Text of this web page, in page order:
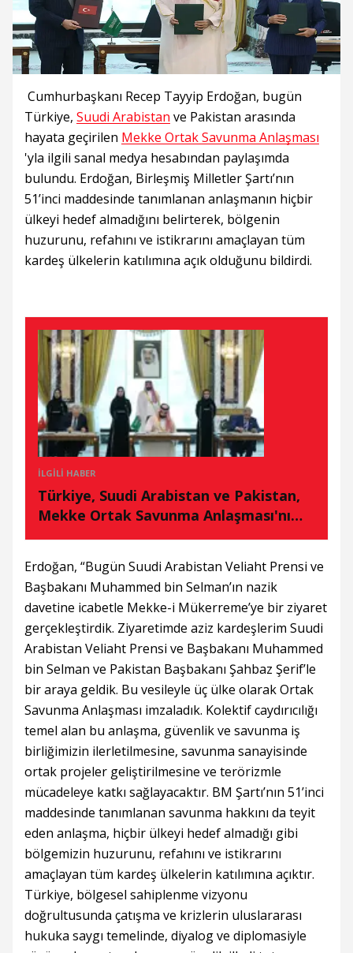
Cumhurbaşkanı Recep Tayyip Erdoğan, bugün
Türkiye, Suudi Arabistan ve Pakistan arasında
hayata geçirilen Mekke Ortak Savunma Anlaşması
'yla ilgili sanal medya hesabından paylaşımda
bulundu. Erdoğan, Birleşmiş Milletler Şartı’nın
51’inci maddesinde tanımlanan anlaşmanın hiçbir
ülkeyi hedef almadığını belirterek, bölgenin
huzurunu, refahını ve istikrarını amaçlayan tüm
kardeş ülkelerin katılımına açık olduğunu bildirdi.
İLGILI HABER
Türkiye, Suudi Arabistan ve Pakistan,
Mekke Ortak Savunma Anlaşması'nı
imzaladı
Erdoğan, “Bugün Suudi Arabistan Veliaht Prensi ve
Başbakanı Muhammed bin Selman’ın nazik
davetine icabetle Mekke-i Mükerreme’ye bir ziyaret
gerçekleştirdik. Ziyaretimde aziz kardeşlerim Suudi
Arabistan Veliaht Prensi ve Başbakanı Muhammed
bin Selman ve Pakistan Başbakanı Şahbaz Şerif’le
bir araya geldik. Bu vesileyle üç ülke olarak Ortak
Savunma Anlaşması imzaladık. Kolektif caydırıcılığı
temel alan bu anlaşma, güvenlik ve savunma iş
birliğimizin ilerletilmesine, savunma sanayisinde
ortak projeler geliştirilmesine ve terörizmle
mücadeleye katkı sağlayacaktır. BM Şartı’nın 51’inci
maddesinde tanımlanan savunma hakkını da teyit
eden anlaşma, hiçbir ülkeyi hedef almadığı gibi
bölgemizin huzurunu, refahını ve istikrarını
amaçlayan tüm kardeş ülkelerin katılımına açıktır.
Türkiye, bölgesel sahiplenme vizyonu
doğrultusunda çatışma ve krizlerin uluslararası
hukuka saygı temelinde, diyalog ve diplomasiyle